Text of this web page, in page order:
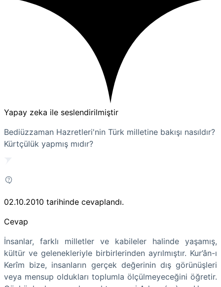
Yapay zeka ile seslendirilmiştir
Bediüzzaman Hazretleri'nin Türk milletine bakışı nasıldır?
Kürtçülük yapmış mıdır?
02.10.2010 tarihinde cevaplandı.
Cevap
İnsanlar, farklı milletler ve kabileler halinde yaşamış,
kültür ve gelenekleriyle birbirlerinden ayrılmıştır. Kur’ân-ı
Kerîm bize, insanların gerçek değerinin dış görünüşleri
veya mensup oldukları toplumla ölçülmeyeceğini öğretir.